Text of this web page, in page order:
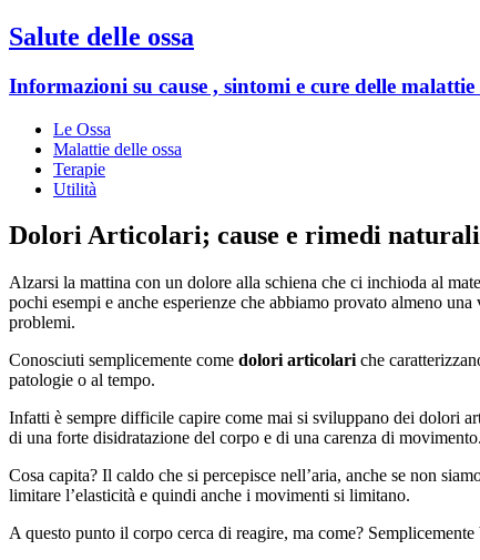
Salute delle ossa
Informazioni su cause , sintomi e cure delle malattie
Le Ossa
Malattie delle ossa
Terapie
Utilità
Dolori Articolari; cause e rimedi naturali
Alzarsi la mattina con un dolore alla schiena che ci inchioda al
pochi esempi e anche esperienze che abbiamo provato almeno
problemi.
Conosciuti semplicemente come dolori articolari che
patologie o al tempo.
Infatti è sempre difficile capire come mai si sviluppano dei dolori
di una forte disidratazione del corpo e di una carenza di movimento.
Cosa capita? Il caldo che si percepisce nell’aria, anche se non
limitare l’elasticità e quindi anche i movimenti si limitano.
A questo punto il corpo cerca di reagire, ma come?